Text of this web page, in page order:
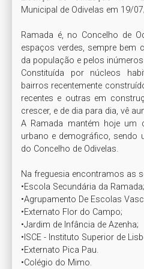
Municipal de Odivelas em 19/
Ramada é, no Concelho de
espaços verdes, sempre bem
da população e pelos
Constituída por núcleos
bairros recentemente
recentes e outras em
crescer, e de dia para dia, vê
A Ramada mantém hoje um
urbano e demográfico, sendo
do Concelho de Odivelas.
Na freguesia encontramos as
•Escola Secundária da Ramada;
•Agrupamento De Escolas
•Externato Flor do Campo;
•Jardim de Infância de Azenha;
•ISCE - Instituto Superior de
•Externato Pica Pau.
•Colégio do Mimo.